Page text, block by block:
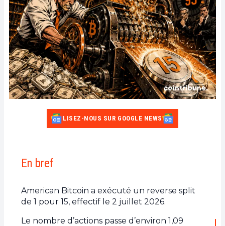
LISEZ-NOUS SUR GOOGLE NEWS
En bref
American Bitcoin a exécuté un reverse split
de 1 pour 15, effectif le 2 juillet 2026.
Le nombre d’actions passe d’environ 1,09